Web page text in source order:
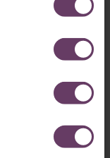
en
våra artiklar!
något.